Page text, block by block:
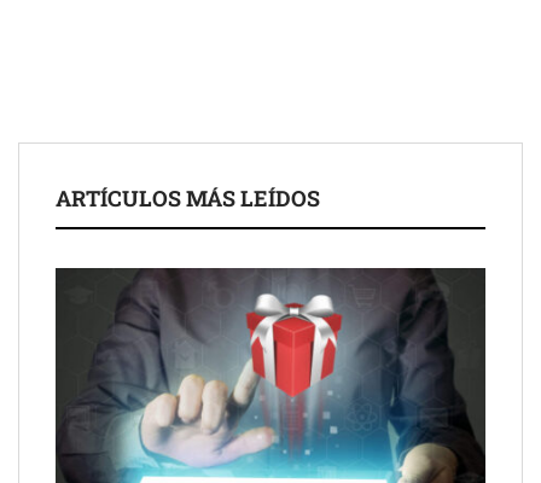
NOVA: innovación y diseño que transforman espacios de la
mano de Tormo Franquicias
ARTÍCULOS MÁS LEÍDOS